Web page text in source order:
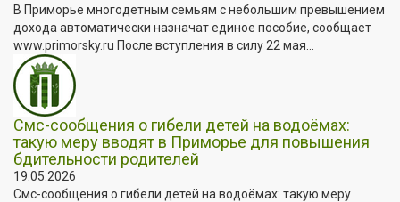
В Приморье многодетным семьям с небольшим превышением
дохода автоматически назначат единое пособие, сообщает
www.primorsky.ru После вступления в силу 22 мая...
Смс-сообщения о гибели детей на водоёмах:
такую меру вводят в Приморье для повышения
бдительности родителей
19.05.2026
Смс-сообщения о гибели детей на водоёмах: такую меру